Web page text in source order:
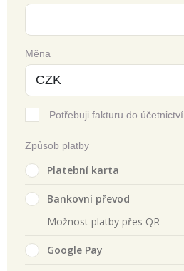
Měna
Potřebuji fakturu do účetnictví
Způsob platby
Platební karta
Bankovní převod
Možnost platby přes QR
Google Pay